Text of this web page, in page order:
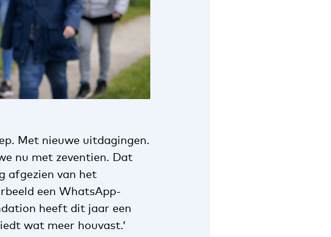
Met nieuwe uitdagingen.
nu met zeventien. Dat
afgezien van het
een WhatsApp-
heeft dit jaar een
wat meer houvast.’